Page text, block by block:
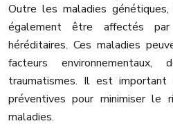
Outre les maladies
également être affectés par
héréditaires. Ces maladies
facteurs
traumatismes. Il est important
préventives pour minimiser le
maladies.